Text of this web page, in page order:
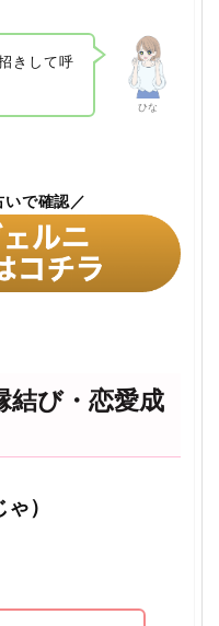
ひな
きして呼
で確認／
結び・恋愛成
）